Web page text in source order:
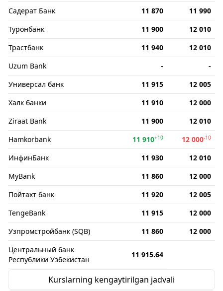
Садерат Банк
11 870
11 990
Туронбанк
11 900
12 010
Трастбанк
11 940
12 010
Uzum Bank
-
-
Универсал банк
11 915
12 005
Халк банки
11 910
12 000
Ziraat Bank
11 900
12 010
Hamkorbank
11 910+10 12 000-10
ИнфинБанк 11 930
12 010
MyBank
11 860
12 000
Пойтахт банк
11 920
12 005
TengeBank
11 915
12 000
Узпромстройбанк (SQB)
11 860
12 000
Центральный банк
Республики Узбекистан
11 915.64
Kurslarning kengaytirilgan jadvali